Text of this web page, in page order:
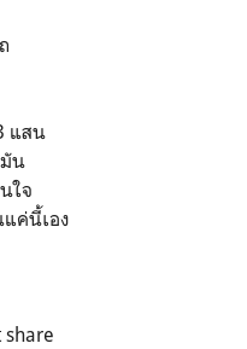
แสน
น
ใจ
แค่นี้เอง
share